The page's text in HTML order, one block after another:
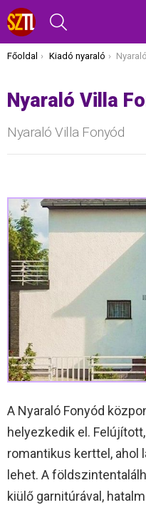
Itt vagy most:
Főoldal Kiadó nyaraló
Nyaraló Villa
Nyaraló Villa Fonyód
A Nyaraló Fonyód
helyezkedik el.
romantikus kerttel, ahol
lehet. A
kiülő garnitúrával,